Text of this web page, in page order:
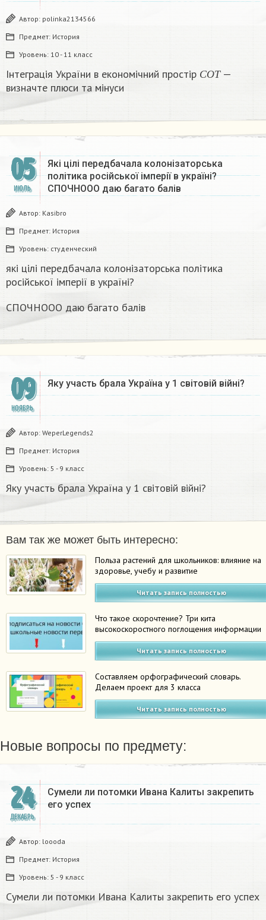
Автор: polinka2134566
Предмет: История
Уровень: 10 - 11 класс
Інтеграція України в економічний простір С О Т
СОТ—
визначте плюси та мінуси
05
ИЮЛЬ
Які цілі передбачала колонізаторська
політика російської імперії в україні?
СПОЧНООО даю багато балів
Автор: Kasibro
Предмет: История
Уровень: студенческий
які цілі передбачала колонізаторська політика
російської імперії в україні?
СПОЧНООО даю багато балів
09
НОЯБРЬ
Яку участь брала Україна у 1 світовій війні?
Автор: WeperLegends2
Предмет: История
Уровень: 5 - 9 класс
Яку участь брала Україна у 1 світовій війні?
Вам так же может быть интересно:
Польза растений для школьников: влияние на
здоровье, учебу и развитие
Читать запись полностью
Что такое скорочтение? Три кита
высокоскоростного поглощения информации
Читать запись полностью
Составляем орфографический словарь.
Делаем проект для 3 класса
Читать запись полностью
Новые вопросы по предмету:
24
ДЕКАБРЬ
Сумели ли потомки Ивана Калиты закрепить
его успех
Автор: loooda
Предмет: История
Уровень: 5 - 9 класс
Сумели ли потомки Ивана Калиты закрепить его успех